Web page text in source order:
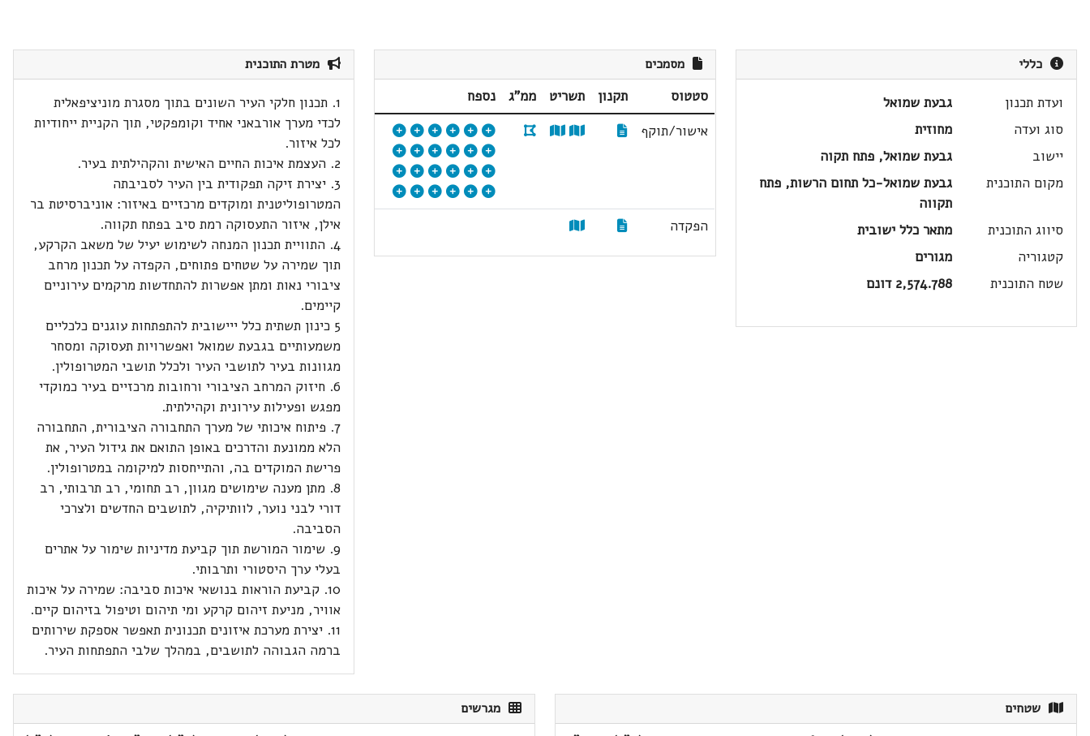
כללי
ועדת תכנון
גבעת שמואל
סוג ועדה
מחוזית
יישוב
גבעת שמואל, פתח תקוה
מקום התוכנית
גבעת שמואל-כל תחום הרשות, פתח
תקווה
סיווג התוכנית
מתאר כלל ישובית
קטגוריה
מגורים
שטח התוכנית
2,574.788 דונם
מסמכים
סטטוס תקנון תשריט ממ"ג
נספח
אישור/תוקף
הפקדה
מטרת התוכנית
1. תכנון חלקי העיר השונים בתוך מסגרת מוניציפאלית
לכדי מערך אורבאני אחיד וקומפקטי, תוך הקניית ייחודיות
לכל איזור.
2. העצמת איכות החיים האישית והקהילתית בעיר.
3. יצירת זיקה תפקודית בין העיר לסביבתה
המטרופוליטנית ומוקדים מרכזיים באיזור: אוניברסיטת בר
אילן, איזור התעסוקה רמת סיב בפתח תקווה.
4. התוויית תכנון המנחה לשימוש יעיל של משאב הקרקע,
תוך שמירה על שטחים פתוחים, הקפדה על תכנון מרחב
ציבורי נאות ומתן אפשרות להתחדשות מרקמים עירוניים
קיימים.
5 כינון תשתית כלל ייישובית להתפתחות עוגנים כלכליים
משמעותיים בגבעת שמואל ואפשרויות תעסוקה ומסחר
מגוונות בעיר לתושבי העיר ולכלל תושבי המטרופולין.
6. חיזוק המרחב הציבורי ורחובות מרכזיים בעיר כמוקדי
מפגש ופעילות עירונית וקהילתית.
7. פיתוח איכותי של מערך התחבורה הציבורית, התחבורה
הלא ממונעת והדרכים באופן התואם את גידול העיר, את
פרישת המוקדים בה, והתייחסות למיקומה במטרופולין.
8. מתן מענה שימושים מגוון, רב תחומי, רב תרבותי, רב
דורי לבני נוער, לוותיקיה, לתושבים החדשים ולצרכי
הסביבה.
9. שימור המורשת תוך קביעת מדיניות שימור על אתרים
בעלי ערך היסטורי ותרבותי.
10. קביעת הוראות בנושאי איכות סביבה: שמירה על איכות
אוויר, מניעת זיהום קרקע ומי תיהום וטיפול בזיהום קיים.
11. יצירת מערכת איזונים תכנונית תאפשר אספקת שירותים
ברמה הגבוהה לתושבים, במהלך שלבי התפתחות העיר.
שטחים מגרשים